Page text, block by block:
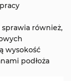
również,
wysokość
podłoża